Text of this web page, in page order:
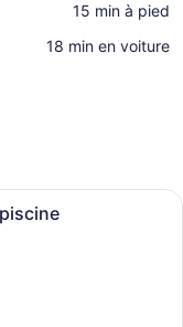
‪15 min à pied‬
‪18 min en voiture‬
d’hôtel